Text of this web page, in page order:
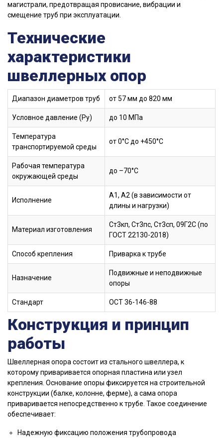
магистрали, предотвращая провисание, вибрации и
смещение труб при эксплуатации.
Технические
характеристики
швеллерных опор
Диапазон диаметров труб от 57 мм до 820 мм
Условное давление (Ру) до 10 МПа
Температура
транспортируемой среды
от 0°C до +450°C
Рабочая температура
окружающей среды
до –70°C
Исполнение
А1, А2 (в зависимости от
длины и нагрузки)
Материал изготовления
Ст3кп, Ст3пс, Ст3сп, 09Г2С (по
ГОСТ 22130-2018)
Способ крепления Приварка к трубе
Назначение
Подвижные и неподвижные
опоры
Стандарт ОСТ 36-146-88
Конструкция и принцип
работы
Швеллерная опора состоит из стального швеллера, к
которому приваривается опорная пластина или узел
крепления. Основание опоры фиксируется на строительной
конструкции (балке, колонне, ферме), а сама опора
приваривается непосредственно к трубе. Такое соединение
обеспечивает:
Надежную фиксацию положения трубопровода